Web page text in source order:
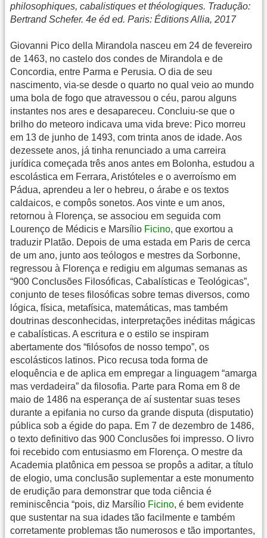
philosophiques, cabalistiques et théologiques. Tradução:
Bertrand Schefer. 4e éd ed. Paris: Éditions Allia, 2017
Giovanni Pico della Mirandola nasceu em 24 de fevereiro
de 1463, no castelo dos condes de Mirandola e de
Concordia, entre Parma e Perusia. O dia de seu
nascimento, via-se desde o quarto no qual veio ao mundo
uma bola de fogo que atravessou o céu, parou alguns
instantes nos ares e desapareceu. Concluiu-se que o
brilho do meteoro indicava uma vida breve: Pico morreu
em 13 de junho de 1493, com trinta anos de idade. Aos
dezessete anos, já tinha renunciado a uma carreira
jurídica começada três anos antes em Bolonha, estudou a
escolástica em Ferrara, Aristóteles e o averroísmo em
Pádua, aprendeu a ler o hebreu, o árabe e os textos
caldaicos, e compôs sonetos. Aos vinte e um anos,
retornou à Florença, se associou em seguida com
Lourenço de Médicis e Marsílio Ficino, que exortou a
traduzir Platão. Depois de uma estada em Paris de cerca
de um ano, junto aos teólogos e mestres da Sorbonne,
regressou à Florença e redigiu em algumas semanas as
“900 Conclusões Filosóficas, Cabalísticas e Teológicas”,
conjunto de teses filosóficas sobre temas diversos, como
lógica, física, metafísica, matemáticas, mas também
doutrinas desconhecidas, interpretações inéditas mágicas
e cabalísticas. A escritura e o estilo se inspiram
abertamente dos “filósofos de nosso tempo”, os
escolásticos latinos. Pico recusa toda forma de
eloquência e de aplica em empregar a linguagem “amarga
mas verdadeira” da filosofia. Parte para Roma em 8 de
maio de 1486 na esperança de aí sustentar suas teses
durante a epifania no curso da grande disputa (disputatio)
pública sob a égide do papa. Em 7 de dezembro de 1486,
o texto definitivo das 900 Conclusões foi impresso. O livro
foi recebido com entusiasmo em Florença. O mestre da
Academia platônica em pessoa se propôs a aditar, a título
de elogio, uma conclusão suplementar a este monumento
de erudição para demonstrar que toda ciência é
reminiscência “pois, diz Marsílio Ficino, é bem evidente
que sustentar na sua idades tão facilmente e também
corretamente problemas tão numerosos e tão importantes,